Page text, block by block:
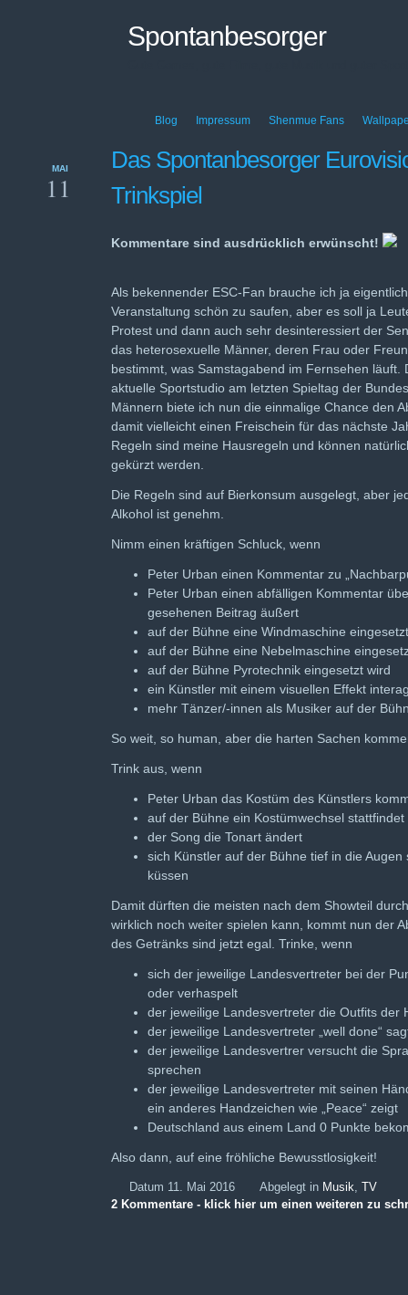
Spontanbesorger
Blog Impressum Shenmue Fans
MAI
11
Das Spontanbesorger
Trinkspiel
Kommentare sind ausdrücklich erwünscht!
Als bekennender ESC-Fan brauche ich ja
Veranstaltung schön zu saufen, aber es soll ja
Protest und dann auch sehr desinteressiert der
das heterosexuelle Männer, deren Frau oder
bestimmt, was Samstagabend im Fernsehen läuft.
aktuelle Sportstudio am letzten Spieltag der
Männern biete ich nun die einmalige Chance den
damit vielleicht einen Freischein für das nächste
Regeln sind meine Hausregeln und können
gekürzt werden.
Die Regeln sind auf Bierkonsum ausgelegt, aber
Alkohol ist genehm.
Nimm einen kräftigen Schluck, wenn
Peter Urban einen Kommentar zu
Peter Urban einen abfälligen Kommentar
gesehenen Beitrag äußert
auf der Bühne eine Windmaschine
auf der Bühne eine Nebelmaschine
auf der Bühne Pyrotechnik eingesetzt wird
ein Künstler mit einem visuellen Effekt
mehr Tänzer/-innen als Musiker auf der
So weit, so human, aber die harten Sachen
Trink aus, wenn
Peter Urban das Kostüm des Künstlers
auf der Bühne ein Kostümwechsel stattfindet
der Song die Tonart ändert
sich Künstler auf der Bühne tief in die
küssen
Damit dürften die meisten nach dem Showteil
wirklich noch weiter spielen kann, kommt nun der
des Getränks sind jetzt egal. Trinke, wenn
sich der jeweilige Landesvertreter bei der
oder verhaspelt
der jeweilige Landesvertreter die Outfits der
der jeweilige Landesvertreter „well done“
der jeweilige Landesvertrer versucht die
sprechen
der jeweilige Landesvertreter mit seinen
ein anderes Handzeichen wie „Peace“ zeigt
Deutschland aus einem Land 0 Punkte
Also dann, auf eine fröhliche Bewusstlosigkeit!
Datum 11. Mai 2016 Abgelegt in Musik, TV
2 Kommentare - klick hier um einen weiteren zu